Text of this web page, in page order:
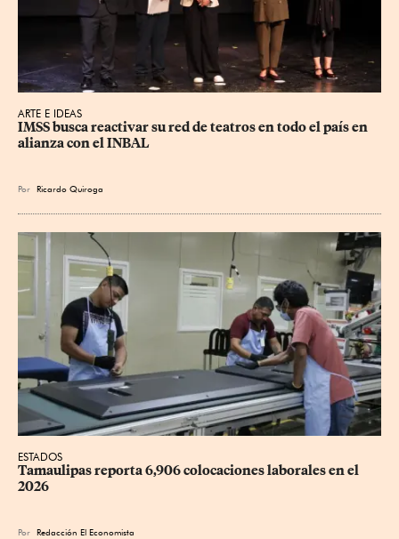
ARTE E IDEAS
IMSS busca reactivar su red de teatros en todo el país en
alianza con el INBAL
Por Ricardo Quiroga
ESTADOS
Tamaulipas reporta 6,906 colocaciones laborales en el
2026
Por Redacción El Economista